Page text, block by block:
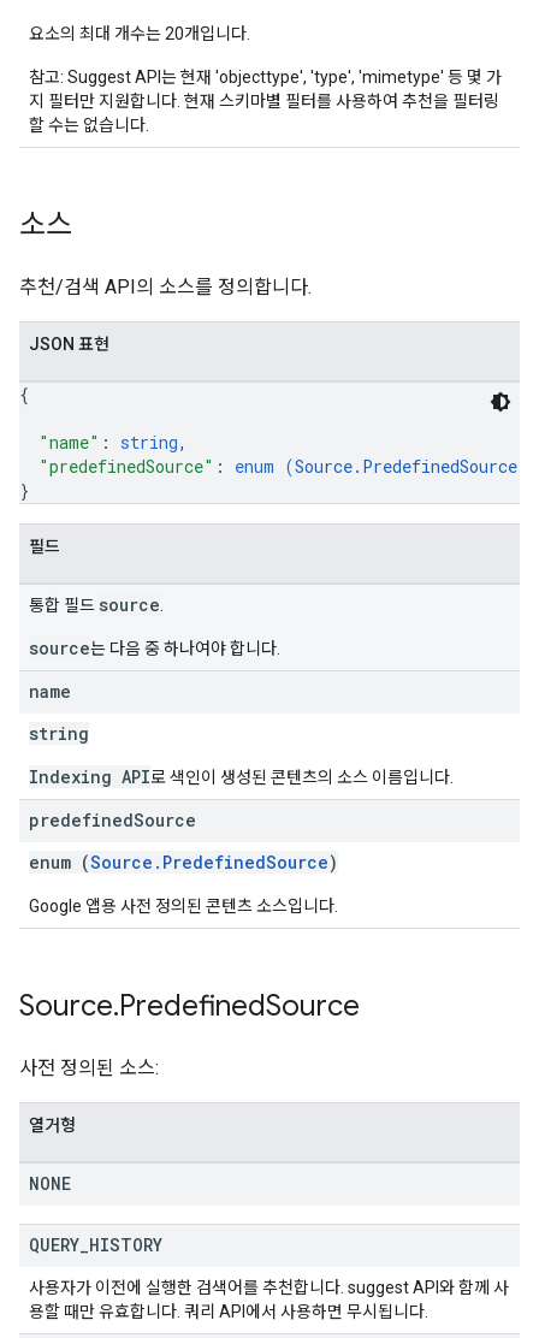
요소의 최대 개수는 20개입니다.
참고: Suggest API는 현재 'objecttype', 'type', 'mimetype' 등 몇 가
지 필터만 지원합니다. 현재 스키마별 필터를 사용하여 추천을 필터링
할 수는 없습니다.
소스
추천/검색 API의 소스를 정의합니다.
JSON 표현
{
"name" : string,
"predefinedSource" : enum (Source.PredefinedSource
}
필드
통합 필드 source
source는 다음 중 하나여야 합니다.
name
string
Indexing API로 색인이 생성된 콘텐츠의 소스 이름입니다.
predefinedSource
enum (Source.PredefinedSource)
Google 앱용 사전 정의된 콘텐츠 소스입니다.
Source.PredefinedSource
사전 정의된 소스:
열거형
NONE
QUERY HISTORY
사용자가 이전에 실행한 검색어를 추천합니다. suggest API와 함께 사
용할 때만 유효합니다. 쿼리 API에서 사용하면 무시됩니다.